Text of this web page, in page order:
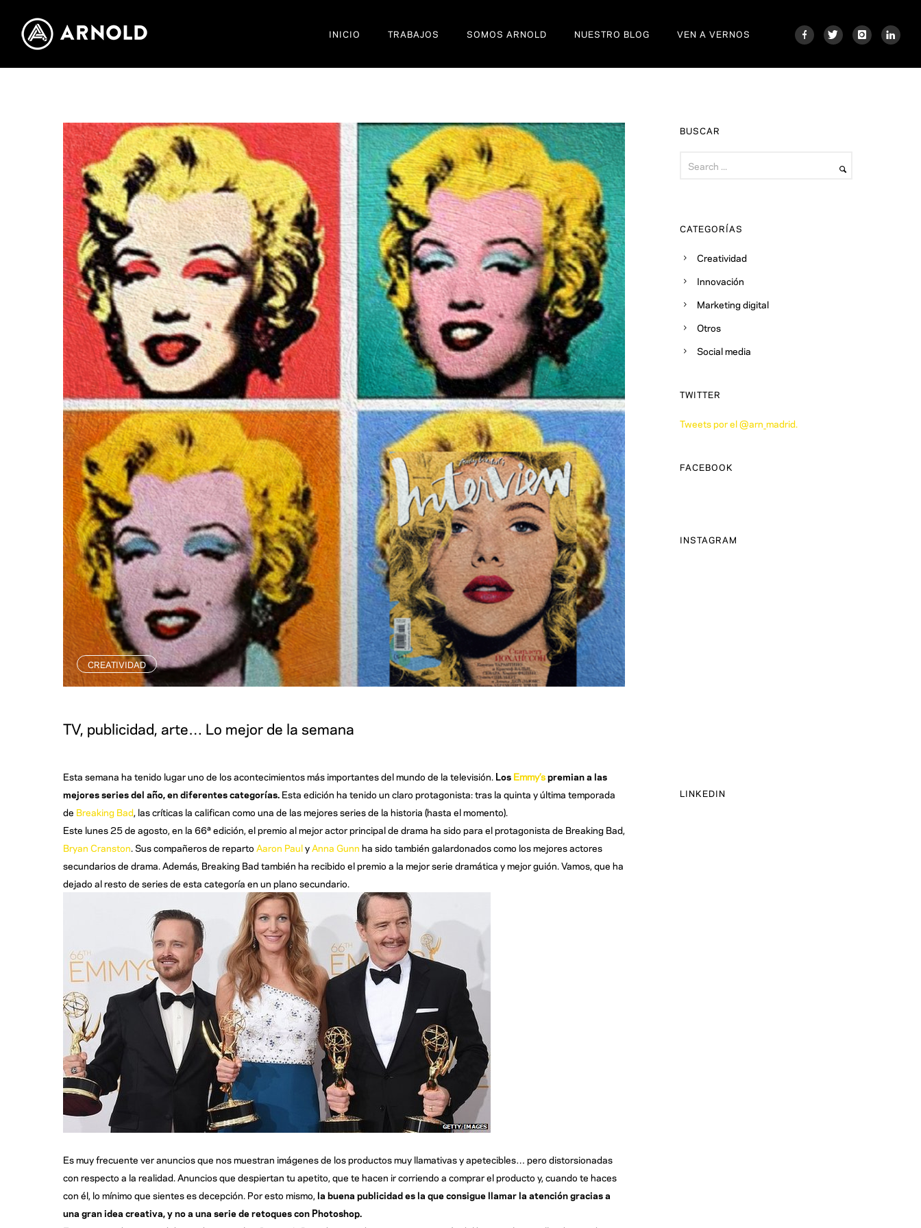
INICIO TRABAJOS SOMOS ARNOLD NUESTRO BLOG VEN A VERNOS
CREATIVIDAD
TV, publicidad, arte… Lo mejor de la semana
Esta semana ha tenido lugar uno de los acontecimientos más importantes del mundo de la televisión. Los Emmy’spremian a las
mejores series del año, en diferentes categorías. Esta edición ha tenido un claro protagonista: tras la quinta y última temporada
de Breaking Bad , las críticas la califican como una de las mejores series de la historia (hasta el momento).
Este lunes 25 de agosto, en la 66ª edición, el premio al mejor actor principal de drama ha sido para el protagonista de Breaking Bad,
Bryan Cranston . Sus compañeros de reparto Aaron Pauly Anna Gunn ha sido también galardonados como los mejores actores
secundarios de drama. Además, Breaking Bad también ha recibido el premio a la mejor serie dramática y mejor guión. Vamos, que ha
dejado al resto de series de esta categoría en un plano secundario.
Es muy frecuente ver anuncios que nos muestran imágenes de los productos muy llamativas y apetecibles… pero distorsionadas
con respecto a la realidad. Anuncios que despiertan tu apetito, que te hacen ir corriendo a comprar el producto y, cuando te haces
con él, lo mínimo que sientes es decepción. Por esto mismo, la buena publicidad es la que consigue llamar la atención gracias a
una gran idea creativa, y no a una serie de retoques con Photoshop.
BUSCAR
CATEGORÍAS
Creatividad
Innovación
Marketing digital
Otros
Social media
TWITTER
Tweets por el @arn_madrid.
FACEBOOK
INSTAGRAM
LINKEDIN